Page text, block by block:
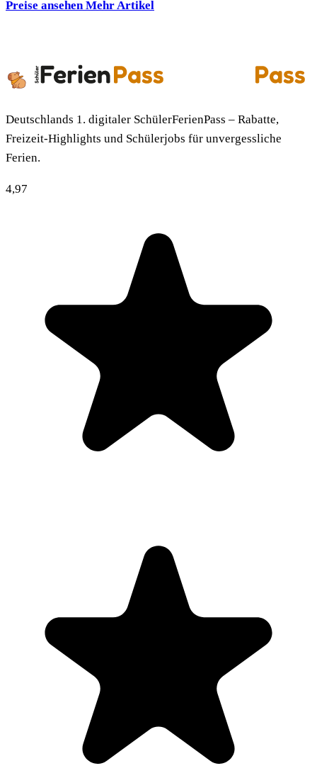
Preise ansehen Mehr Artikel
Deutschlands 1. digitaler SchülerFerienPass – Rabatte,
Freizeit-Highlights und Schülerjobs für unvergessliche
Ferien.
4,97